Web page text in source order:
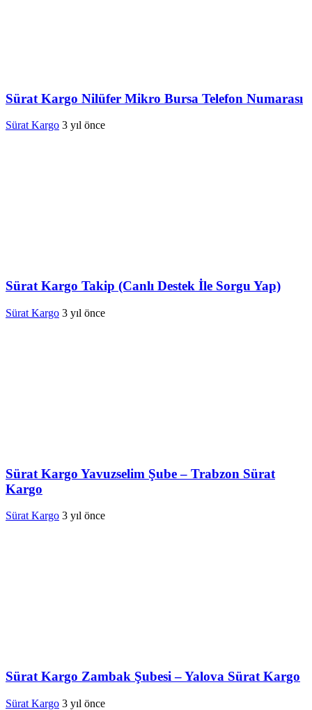
Sürat Kargo Nilüfer Mikro Bursa Telefon Numarası
Sürat Kargo 3 yıl önce
Sürat Kargo Takip (Canlı Destek İle Sorgu Yap)
Sürat Kargo 3 yıl önce
Sürat Kargo Yavuzselim Şube – Trabzon Sürat
Kargo
Sürat Kargo 3 yıl önce
Sürat Kargo Zambak Şubesi – Yalova Sürat Kargo
Sürat Kargo 3 yıl önce